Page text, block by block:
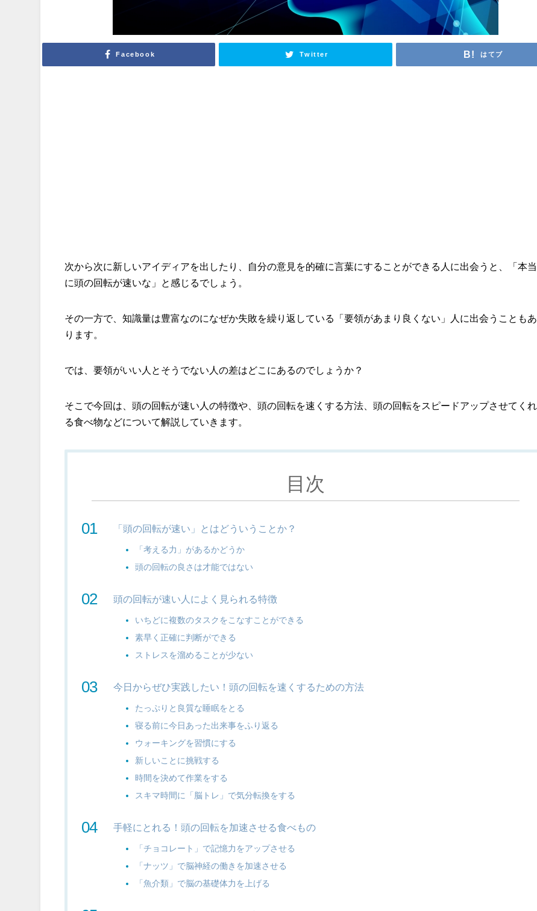
Facebook Twitter はてブ
次から次に新しいアイディアを出したり、自分の意見を的確に言葉にすることができる人に出会うと、「本当
に頭の回転が速いな」と感じるでしょう。
その一方で、知識量は豊富なのになぜか失敗を繰り返している「要領があまり良くない」人に出会うこともあ
ります。
では、要領がいい人とそうでない人の差はどこにあるのでしょうか？
そこで今回は、頭の回転が速い人の特徴や、頭の回転を速くする方法、頭の回転をスピードアップさせてくれ
る食べ物などについて解説していきます。
目次
「頭の回転が速い」とはどういうことか？
「考える力」があるかどうか
頭の回転の良さは才能ではない
頭の回転が速い人によく見られる特徴
いちどに複数のタスクをこなすことができる
素早く正確に判断ができる
ストレスを溜めることが少ない
今日からぜひ実践したい！頭の回転を速くするための方法
たっぷりと良質な睡眠をとる
寝る前に今日あった出来事をふり返る
ウォーキングを習慣にする
新しいことに挑戦する
時間を決めて作業をする
スキマ時間に「脳トレ」で気分転換をする
手軽にとれる！頭の回転を加速させる食べもの
「チョコレート」で記憶力をアップさせる
「ナッツ」で脳神経の働きを加速させる
「魚介類」で脳の基礎体力を上げる